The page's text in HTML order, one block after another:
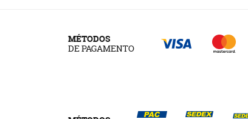
MÉTODOS
DE PAGAMENTO